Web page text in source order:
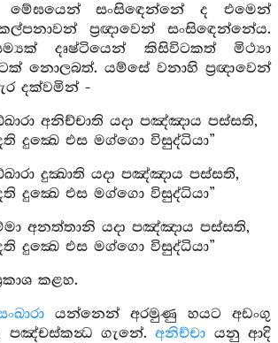
සංසිඳෙන්නේ ද එමෙන්
ප්‍රඥාවෙන් සංසිඳෙන්නේය.
දෘෂ්ටියෙන් කිසිවිටකත් මිථ්‍යා
නොලබත්. යම්සේ වනාහි ප්‍රඥාවෙන්
දක්වමින් -
අනිච්චාති යදා පඤ්ඤාය පස්සති,
දුක්‍ඛෙ එස මග්ගො විසුද්ධියා”
දුක්‍ඛාති යදා පඤ්ඤාය පස්සති,
දුක්‍ඛෙ එස මග්ගො විසුද්ධියා”
අනත්තානි යදා පඤ්ඤාය පස්සති,
දුක්‍ඛෙ එස මග්ගො විසුද්ධියා”
කළහ.
යන්නෙන් අරමුණු හයට අඩංගු
පඤ්චස්කන්‍ධ ගැනේ.අනිච්චා යනු ආදි